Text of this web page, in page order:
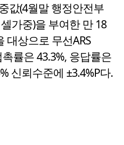
값(4월말 행정안전부
가중)을 부여한 만 18
대상으로 무선ARS
률은 43.3%, 응답률은
신뢰수준에 ±3.4%P다.